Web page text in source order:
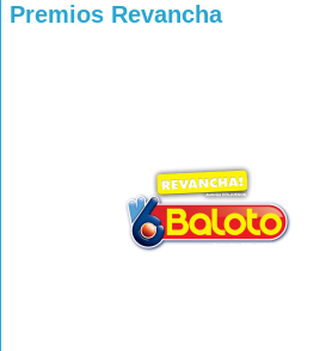
Premios Revancha